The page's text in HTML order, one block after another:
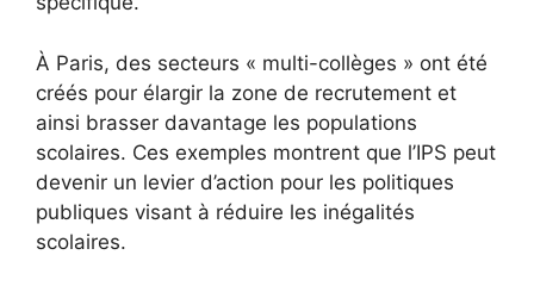
À Paris, des secteurs « multi-collèges » ont été
créés pour élargir la zone de recrutement et
ainsi brasser davantage les populations
scolaires. Ces exemples montrent que l’IPS peut
devenir un levier d’action pour les politiques
publiques visant à réduire les inégalités
scolaires.